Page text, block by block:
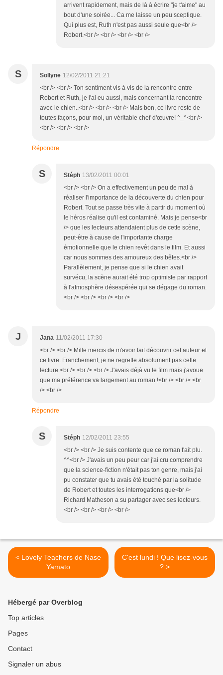
arrivent rapidement, mais de là à écrire "je t'aime" au
bout d'une soirée... Ca me laisse un peu sceptique.
Qui plus est, Ruth n'est pas aussi seule que<br />
Robert.<br /> <br /> <br /> <br />
S Sollyne 12/02/2011 21:21
<br /> <br /> Ton sentiment vis à vis de la rencontre entre
Robert et Ruth, je l'ai eu aussi, mais concernant la rencontre
avec le chien..<br /> <br /> <br /> Mais bon, ce livre reste de
toutes façons, pour moi, un véritable chef-d'œuvre! ^_^<br />
<br /> <br /> <br />
Répondre
S Stéph 13/02/2011 00:01
<br /> <br /> On a effectivement un peu de mal à
réaliser l'importance de la découverte du chien pour
Robert. Tout se passe très vite à partir du moment où
le héros réalise qu'il est contaminé. Mais je pense<br
/> que les lecteurs attendaient plus de cette scène,
peut-être à cause de l'importante charge
émotionnelle que le chien revêt dans le film. Et aussi
car nous sommes des amoureux des bêtes.<br />
Parallèlement, je pense que si le chien avait
survécu, la scène aurait été trop optimiste par rapport
à l'atmosphère désespérée qui se dégage du roman.
<br /> <br /> <br /> <br />
J Jana 11/02/2011 17:30
<br /> <br /> Mille mercis de m'avoir fait découvrir cet auteur et
ce livre. Franchement, je ne regrette absolument pas cette
lecture.<br /> <br /> <br /> J'avais déjà vu le film mais j'avoue
que ma préférence va largement au roman !<br /> <br /> <br
/> <br />
Répondre
S Stéph 12/02/2011 23:55
<br /> <br /> Je suis contente que ce roman t'ait plu.
^^<br /> J'avais un peu peur car j'ai cru comprendre
que la science-fiction n'était pas ton genre, mais j'ai
pu constater que tu avais été touché par la solitude
de Robert et toutes les interrogations que<br />
Richard Matheson a su partager avec ses lecteurs.
<br /> <br /> <br /> <br />
< Lovely Teachers de Nase
Yamato
C'est lundi ! Que lisez-vous
? >
Hébergé par Overblog
Top articles
Pages
Contact
Signaler un abus